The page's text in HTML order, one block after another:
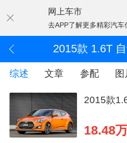
网上车市
去APP了解更多精彩汽车
2015款 1.6T
综述 文章 参配
2015款
18.48